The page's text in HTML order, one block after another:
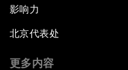
影响力
北京代表处
更多内容